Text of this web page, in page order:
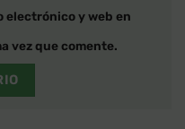
electrónico y web en
vez que comente.